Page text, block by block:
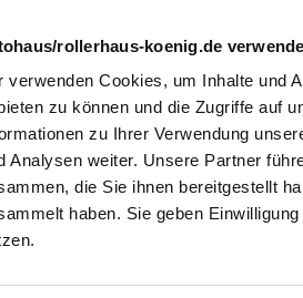
rollerhaus-koenig.de
verwenden Cookies, um Inhalte und
zu können und die Zugriffe auf
zu Ihrer Verwendung
Analysen weiter. Unsere Partner
die Sie ihnen bereitgestellt
haben. Sie geben